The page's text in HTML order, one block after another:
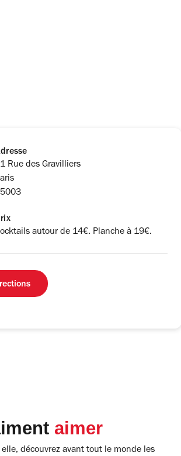
Rue des Gravilliers
autour de 14€. Planche à 19€.
aimer
découvrez avant tout le monde les